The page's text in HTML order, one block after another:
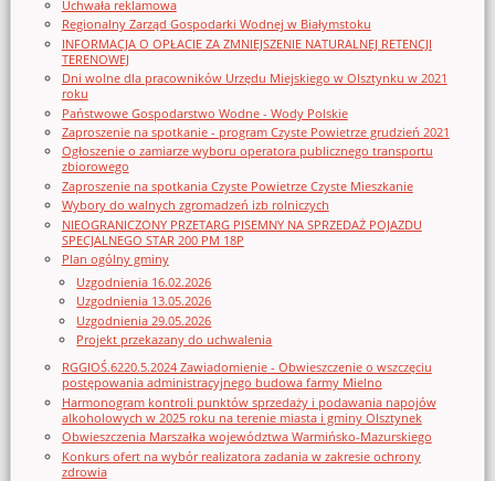
Uchwała reklamowa
Regionalny Zarząd Gospodarki Wodnej w Białymstoku
INFORMACJA O OPŁACIE ZA ZMNIEJSZENIE NATURALNEJ RETENCJI
TERENOWEJ
Dni wolne dla pracowników Urzędu Miejskiego w Olsztynku w 2021
roku
Państwowe Gospodarstwo Wodne - Wody Polskie
Zaproszenie na spotkanie - program Czyste Powietrze grudzień 2021
Ogłoszenie o zamiarze wyboru operatora publicznego transportu
zbiorowego
Zaproszenie na spotkania Czyste Powietrze Czyste Mieszkanie
Wybory do walnych zgromadzeń izb rolniczych
NIEOGRANICZONY PRZETARG PISEMNY NA SPRZEDAŻ POJAZDU
SPECJALNEGO STAR 200 PM 18P
Plan ogólny gminy
Uzgodnienia 16.02.2026
Uzgodnienia 13.05.2026
Uzgodnienia 29.05.2026
Projekt przekazany do uchwalenia
RGGIOŚ.6220.5.2024 Zawiadomienie - Obwieszczenie o wszczęciu
postępowania administracyjnego budowa farmy Mielno
Harmonogram kontroli punktów sprzedaży i podawania napojów
alkoholowych w 2025 roku na terenie miasta i gminy Olsztynek
Obwieszczenia Marszałka województwa Warmińsko-Mazurskiego
Konkurs ofert na wybór realizatora zadania w zakresie ochrony
zdrowia